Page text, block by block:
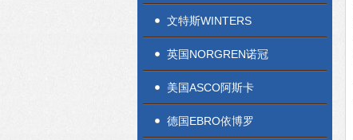
文特斯WINTERS
英国NORGREN诺冠
美国ASCO阿斯卡
德国EBRO依博罗